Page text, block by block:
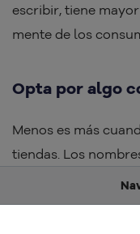
escribir, tiene
mente de los
Opta por algo
Menos es más
tiendas. Los
de recordar,
el entorno digital.